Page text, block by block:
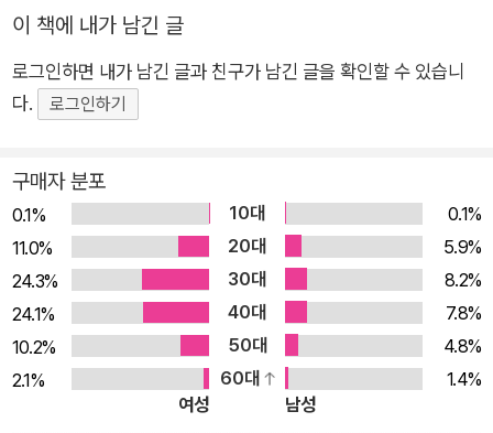
단하지만 활용도 높은 일상 표현부터 대화의 맥락과 뉘앙스를 자
연스럽게 살려주는 연결 표현 등이 다채롭게 소개된다. 우리말 사
고방식으로는 이해하기 힘든 희한한 영어 표현이나 한국인이 자
주 실수하는 어색한 표현의 교정 등 그동안 채널에서 큰 인기를
예문과 대화문을 소리 내어 연습할 수 있도록 빨모쌤이 직접 녹음
·제작한 음원 강의 영상이 〈라이브 아카데미〉 채널에서 출간일 기
준 구매자에 한해 순차적으로 공개된다. “영어를 배울 수 있는 사
람이 따로 있는 것이 아니다. 영어를 배우고 있는 사람과 그러지
않는 사람이 있을 뿐이다.” 해가 바뀌어도 절대 바뀌지 않는 목표
중 하나가 영어라면, 영어 잘한다는 소리 한 번 들어보는 것이 꿈
이라면, 지금부터 빨모쌤과 함께 영어 말문이 트이는 진짜 공부를
이 책에 내가 남긴 글
로그인하면 내가 남긴 글과 친구가 남긴 글을 확인할 수 있습니
다.
로그인하기
구매자 분포
0.1% 10대
0.1%
11.0%
20대
5.9%
24.3%
30대
8.2%
24.1%
40대
7.8%
10.2%
50대
4.8%
2.1%
60대
1.4%
여성
남성